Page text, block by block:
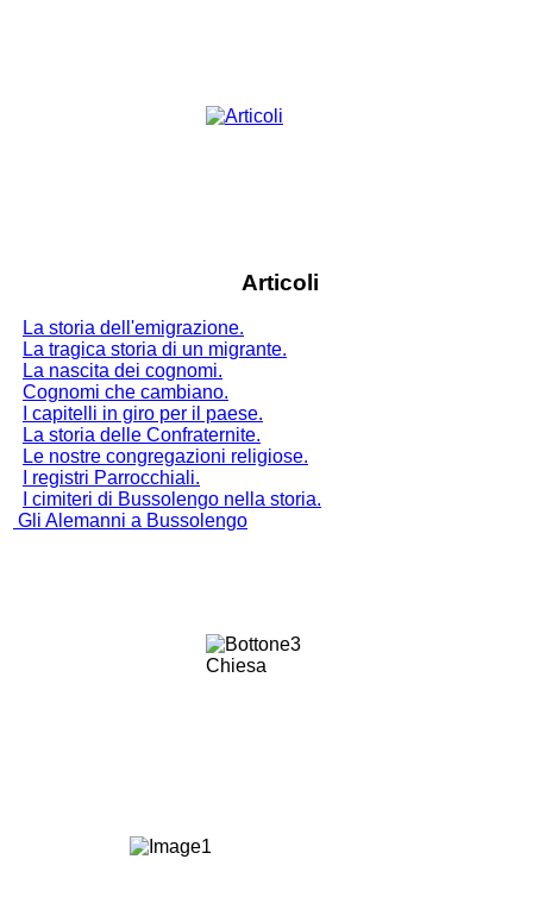
Articoli
La storia dell'emigrazione.
La tragica storia di un migrante.
La nascita dei cognomi.
Cognomi che cambiano.
I capitelli in giro per il paese.
La storia delle Confraternite.
Le nostre congregazioni religiose.
I registri Parrocchiali.
I cimiteri di Bussolengo nella storia.
Gli Alemanni a Bussolengo